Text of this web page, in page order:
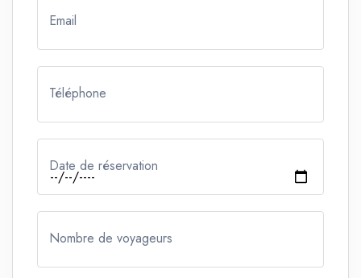
Email
Téléphone
Date de réservation
Nombre de voyageurs